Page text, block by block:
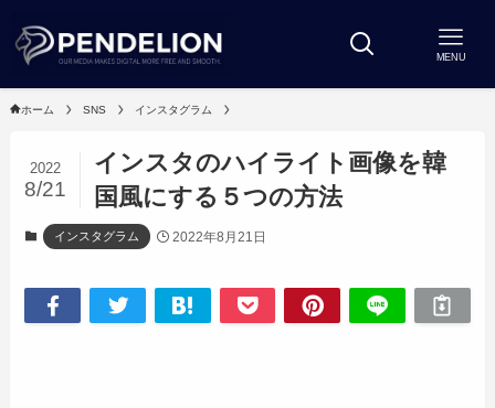
MENU
ホーム SNS インスタグラム
インスタのハイライト画像を韓
国風にする５つの方法
2022
8/21
インスタグラム 2022年8月21日